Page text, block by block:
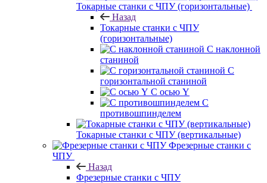
Токарные станки с ЧПУ (горизонтальные)
Назад
Токарные станки с ЧПУ
(горизонтальные)
С наклонной
станиной
С
горизонтальной станиной
С осью Y
С
противошпинделем
Токарные станки с ЧПУ (вертикальные)
Фрезерные станки с
ЧПУ
Назад
Фрезерные станки с ЧПУ